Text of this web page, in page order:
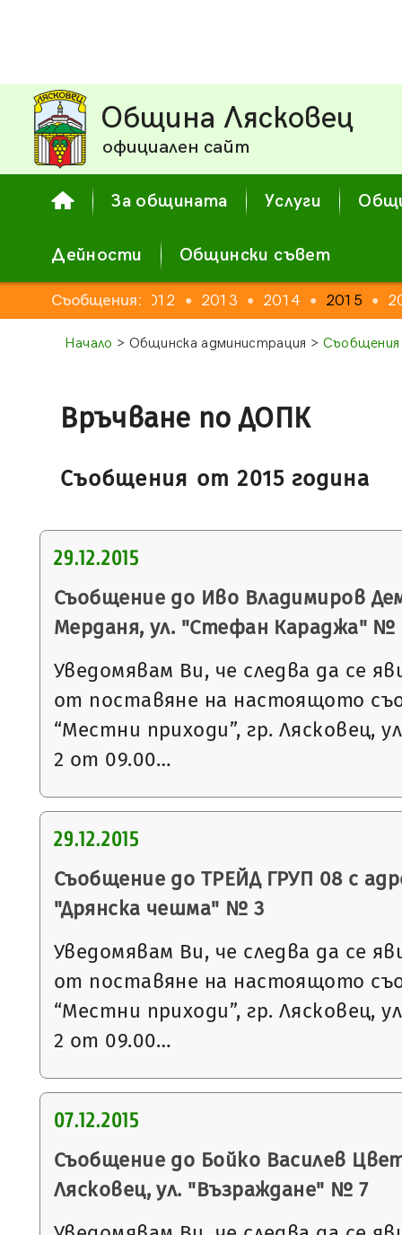
Община Лясковец
официален сайт
За общината Услуги
Дейности Общински съвет
Съобщения:2012 ● 2013 ● 2014 ● 2015 ●
Начало > Общинска администрация > Съобщения
Връчване по ДОПК
Съобщения от 2015 година
29.12.2015
Съобщение до Иво Владимиров
Мерданя, ул. "Стефан Караджа" №
Уведомявам Ви, че следва да се
от поставяне на настоящото
“Местни приходи”, гр. Лясковец,
2 от 09.00…
29.12.2015
Съобщение до ТРЕЙД ГРУП 08 с
"Дрянска чешма" № 3
Уведомявам Ви, че следва да се
от поставяне на настоящото
“Местни приходи”, гр. Лясковец,
2 от 09.00…
07.12.2015
Съобщение до Бойко Василев
Лясковец, ул. "Възраждане" № 7